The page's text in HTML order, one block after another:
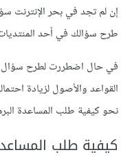
إن لم تجد في بحر الإنترنت
طرح سؤالك في أحد
في حال اضطررت لطرح سؤال
القواعد والأصول لزيادة
نحو كيفية طلب المساعدة
كيفية طلب